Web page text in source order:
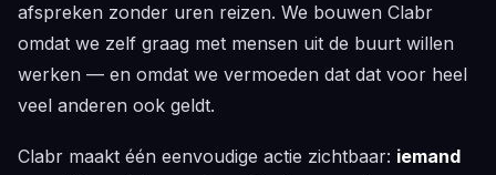
afspreken zonder uren reizen. We bouwen Clabr
omdat we zelf graag met mensen uit de buurt willen
werken — en omdat we vermoeden dat dat voor heel
veel anderen ook geldt.
Clabr maakt één eenvoudige actie zichtbaar: iemand